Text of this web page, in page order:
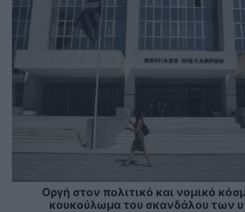
Οργή στον πολιτικό και νομικό
κουκούλωμα του σκανδάλου των